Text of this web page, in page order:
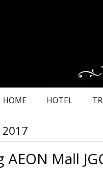
HOME HOTEL
AEON Mall